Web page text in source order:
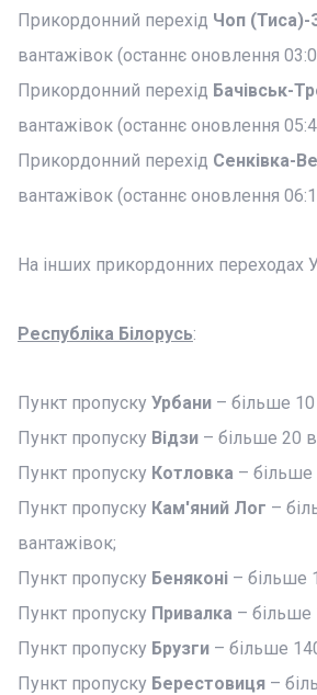
Прикордонний перехід Чоп (Тиса)-
вантажівок (останнє оновлення
Прикордонний перехід Бачівськ-
вантажівок (останнє оновлення
Прикордонний перехід Сенківка-
вантажівок (останнє оновлення
На інших прикордонних переходах
Республіка Білорусь:
Пункт пропуску Урбани – більше
Пункт пропуску Відзи – більше 20
Пункт пропуску Котловка – більше
Пункт пропуску Кам'яний Лог –
вантажівок;
Пункт пропуску Беняконі – більше
Пункт пропуску Привалка – більше
Пункт пропуску Брузги – більше
Пункт пропуску Берестовиця –